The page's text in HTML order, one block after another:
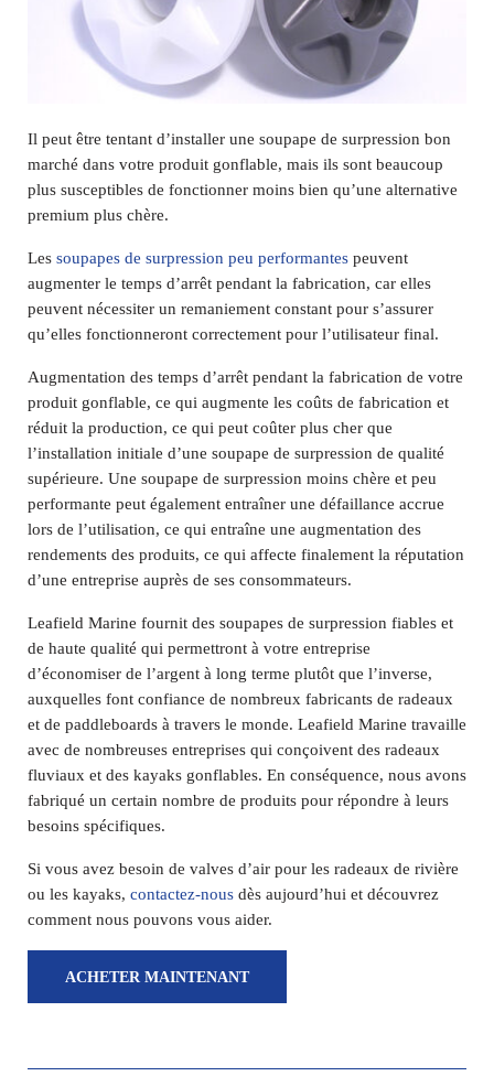
Il peut être tentant d’installer une soupape de surpression bon
marché dans votre produit gonflable, mais ils sont beaucoup
plus susceptibles de fonctionner moins bien qu’une alternative
premium plus chère.
Les soupapes de surpression peu performantespeuvent
augmenter le temps d’arrêt pendant la fabrication, car elles
peuvent nécessiter un remaniement constant pour s’assurer
qu’elles fonctionneront correctement pour l’utilisateur final.
Augmentation des temps d’arrêt pendant la fabrication de votre
produit gonflable, ce qui augmente les coûts de fabrication et
réduit la production, ce qui peut coûter plus cher que
l’installation initiale d’une soupape de surpression de qualité
supérieure. Une soupape de surpression moins chère et peu
performante peut également entraîner une défaillance accrue
lors de l’utilisation, ce qui entraîne une augmentation des
rendements des produits, ce qui affecte finalement la réputation
d’une entreprise auprès de ses consommateurs.
Leafield Marine fournit des soupapes de surpression fiables et
de haute qualité qui permettront à votre entreprise
d’économiser de l’argent à long terme plutôt que l’inverse,
auxquelles font confiance de nombreux fabricants de radeaux
et de paddleboards à travers le monde. Leafield Marine travaille
avec de nombreuses entreprises qui conçoivent des radeaux
fluviaux et des kayaks gonflables. En conséquence, nous avons
fabriqué un certain nombre de produits pour répondre à leurs
besoins spécifiques.
Si vous avez besoin de valves d’air pour les radeaux de rivière
ou les kayaks, contactez-nousdès aujourd’hui et découvrez
comment nous pouvons vous aider.
ACHETER MAINTENANT